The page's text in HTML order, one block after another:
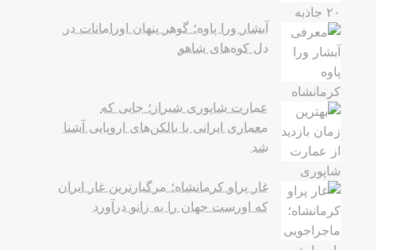
آبشار ورا پاوه؛ گوهر پنهان اورامانات در
دل کوه‌های شاهو
عمارت شاپوری شیراز؛ جایی که
معماری ایرانی با بالکن‌های اروپایی آشنا
شد
غار پراو کرمانشاه؛ مرگبارترین غار ایران
که اورست جهان را به زانو درآورد